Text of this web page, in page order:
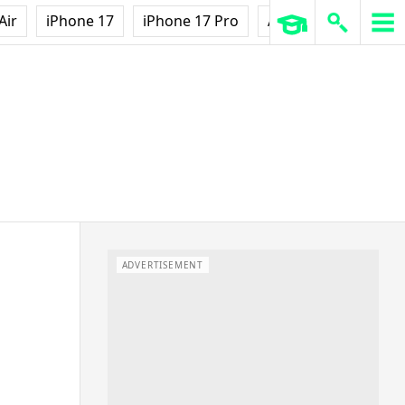
iPhone 17 iPhone 17 Pro AirPods Pro 3
ADVERTISEMENT